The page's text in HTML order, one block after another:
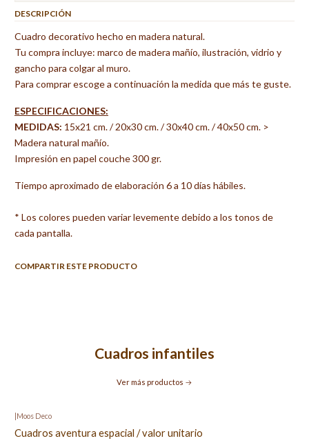
DESCRIPCIÓN
Cuadro decorativo hecho en madera natural.
Tu compra incluye: marco de madera mañío, ilustración, vidrio y
gancho para colgar al muro.
Para comprar escoge a continuación la medida que más te guste.
ESPECIFICACIONES:
MEDIDAS: 15x21 cm. / 20x30 cm. / 30x40 cm. / 40x50 cm. >
Madera natural mañío.
Impresión en papel couche 300 gr.
Tiempo aproximado de elaboración 6 a 10 días hábiles.
* Los colores pueden variar levemente debido a los tonos de
cada pantalla.
COMPARTIR ESTE PRODUCTO
Cuadros infantiles
Ver más productos
Moos Deco
Cuadros aventura espacial / valor unitario